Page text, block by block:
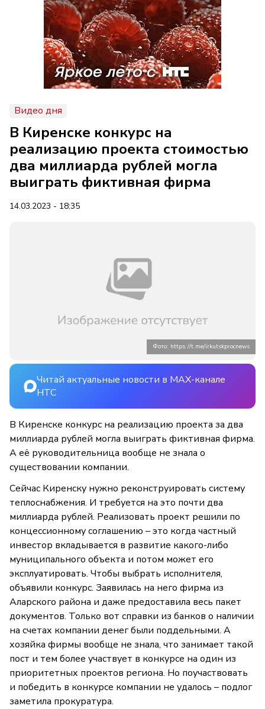
Видео дня
В Киренске конкурс на
реализацию проекта стоимостью
два миллиарда рублей могла
выиграть фиктивная фирма
14.03.2023 - 18:35
Фото: https://t.me/irkutskprocnews
Читай актуальные новости в MAX-канале
НТС
В Киренске конкурс на реализацию проекта за два
миллиарда рублей могла выиграть фиктивная фирма.
А её руководительница вообще не знала о
существовании компании.
Сейчас Киренску нужно реконструировать систему
теплоснабжения. И требуется на это почти два
миллиарда рублей. Реализовать проект решили по
концессионному соглашению – это когда частный
инвестор вкладывается в развитие какого-либо
муниципального объекта и потом может его
эксплуатировать. Чтобы выбрать исполнителя,
объявили конкурс. Заявилась на него фирма из
Аларского района и даже предоставила весь пакет
документов. Только вот справки из банков о наличии
на счетах компании денег были поддельными. А
хозяйка фирмы вообще не знала, что занимает такой
пост и тем более участвует в конкурсе на один из
приоритетных проектов региона. Но поучаствовать
и победить в конкурсе компании не удалось – подлог
заметила прокуратура.